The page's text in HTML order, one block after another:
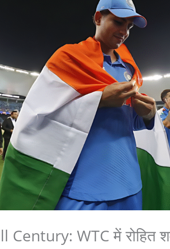
WTC में रोहित